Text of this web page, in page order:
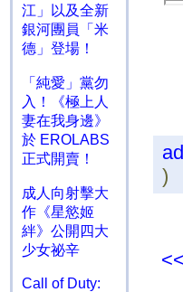
江」以及全新
銀河團員「米
德」登場！
「純愛」黨勿
入！《極上人
妻在我身邊》
於 EROLABS
正式開賣！
成人向射擊大
作《星慾姬
絆》公開四大
少女祕辛
Call of Duty:
)